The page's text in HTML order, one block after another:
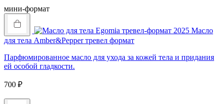
мини-формат
Масло
для тела Amber&Pepper тревел формат
Парфюмированное масло для ухода за кожей тела и придания
ей особой гладкости.
700 ₽